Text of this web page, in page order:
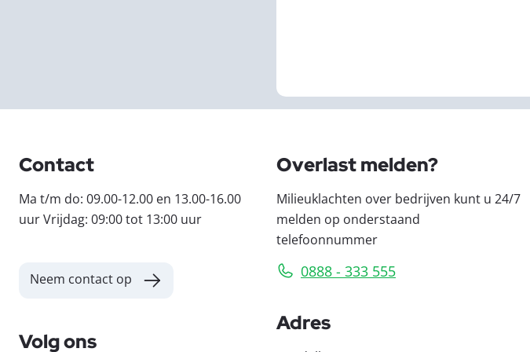
Contact
Ma t/m do: 09.00-12.00 en 13.00-16.00
uur Vrijdag: 09:00 tot 13:00 uur
Neem contact op
Volg ons
Overlast melden?
Milieuklachten over bedrijven kunt u 24/7
melden op onderstaand
telefoonnummer
0888 - 333 555
Adres